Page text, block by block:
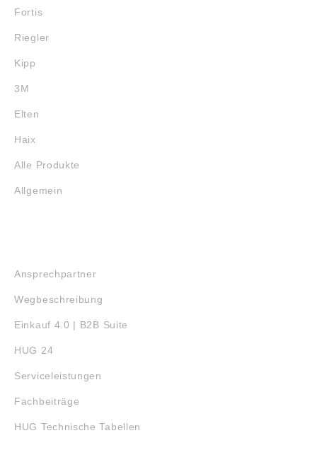
Fortis
Riegler
Kipp
3M
Elten
Haix
Alle Produkte
Allgemein
Ansprechpartner
Wegbeschreibung
Einkauf 4.0 | B2B Suite
HUG 24
Serviceleistungen
Fachbeiträge
HUG Technische Tabellen